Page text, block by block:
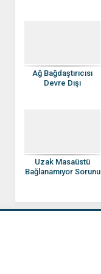
Ağ Bağdaştırıcısı
Devre Dışı
Uzak Masaüstü
Bağlanamıyor Sorunu